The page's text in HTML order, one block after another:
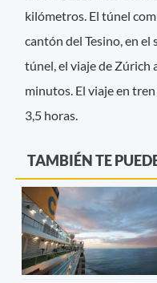
kilómetros. El túnel
cantón del Tesino, en el
túnel, el viaje de Zúrich
minutos. El viaje en
3,5 horas.
TAMBIÉN TE